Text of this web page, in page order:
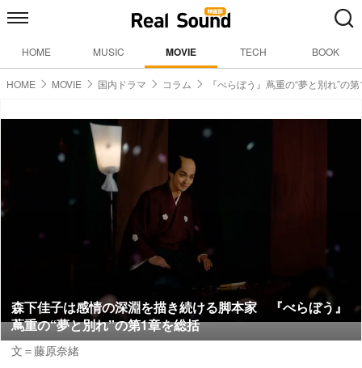
HOME MUSIC MOVIE TECH BOOK
HOME MOVIE 国内ドラマ コラム 『べらぼう』蔦重の“夢と別れ”の
森下佳子は感情の深淵を描き続ける脚本家 『べらぼう』
蔦重の“夢と別れ”の第1章を総括
文＝藤原奈緒